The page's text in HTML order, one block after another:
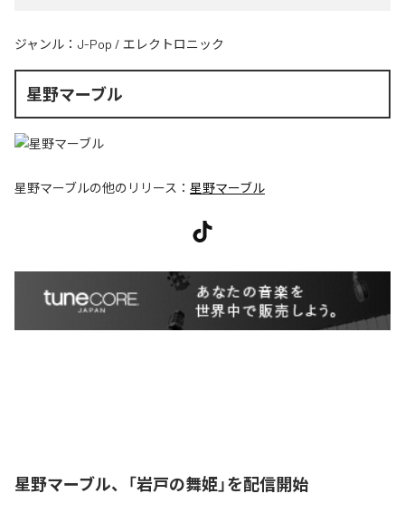
ジャンル： J-Pop / エレクトロニック
星野マーブル
星野マーブルの他のリリース： 星野マーブル
星野マーブル、「岩戸の舞姫」を配信開始